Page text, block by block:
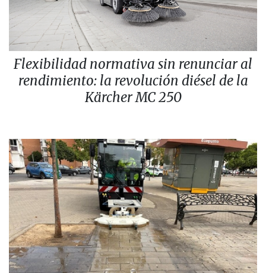
Flexibilidad normativa sin renunciar al
rendimiento: la revolución diésel de la
Kärcher MC 250